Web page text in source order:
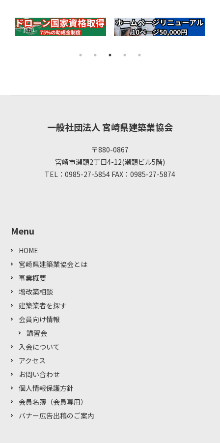
一般社団法人 宮崎県建築業協会
〒880-0867
宮崎市瀬頭2丁目4-12(瀬頭ビル5階)
TEL：0985-27-5854 FAX：0985-27-5874
Menu
HOME
宮崎県建築業協会とは
事業概要
増改築相談
建築業者を探す
会員向け情報
講習会
入会について
アクセス
お問い合わせ
個人情報保護方針
会員名簿（会員専用）
バナー広告出稿のご案内